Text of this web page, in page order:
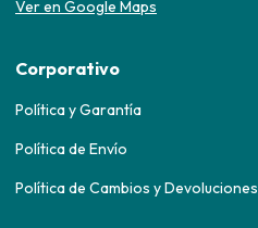
Ver en Google Maps
Corporativo
Política y Garantía
Política de Envío
Política de Cambios y Devoluciones